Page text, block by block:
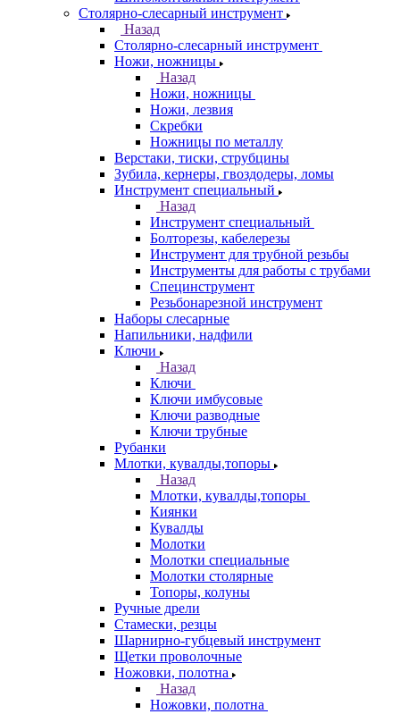
Столярно-слесарный инструмент
Назад
Столярно-слесарный инструмент
Ножи, ножницы
Назад
Ножи, ножницы
Ножи, лезвия
Скребки
Ножницы по металлу
Верстаки, тиски, струбцины
Зубила, кернеры, гвоздодеры, ломы
Инструмент специальный
Назад
Инструмент специальный
Болторезы, кабелерезы
Инструмент для трубной резьбы
Инструменты для работы с трубами
Специнструмент
Резьбонарезной инструмент
Наборы слесарные
Напильники, надфили
Ключи
Назад
Ключи
Ключи имбусовые
Ключи разводные
Ключи трубные
Рубанки
Млотки, кувалды,топоры
Назад
Млотки, кувалды,топоры
Киянки
Кувалды
Молотки
Молотки специальные
Молотки столярные
Топоры, колуны
Ручные дрели
Стамески, резцы
Шарнирно-губцевый инструмент
Щетки проволочные
Ножовки, полотна
Назад
Ножовки, полотна